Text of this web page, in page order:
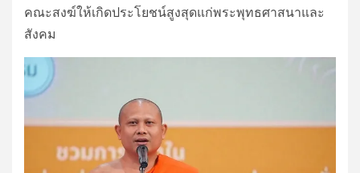
คณะสงฆ์ให้เกิดประโยชน์สูงสุดแก่พระพุทธศาสนาและ
สังคม